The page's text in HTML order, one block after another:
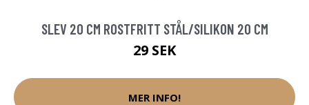
SLEV 20 CM ROSTFRITT STÅL/SILIKON 20 CM
29 SEK
MER INFO!